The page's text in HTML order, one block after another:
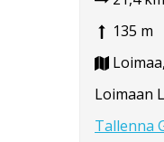
135 m
Loimaan
Tallenna